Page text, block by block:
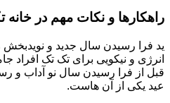
راهکارها و نکات مهم در خانه
ید فرا رسیدن سال جدید و
انرژی و نیکویی برای تک تک افراد
قبل از فرا رسیدن سال نو آداب و
عید یکی از آن هاست.